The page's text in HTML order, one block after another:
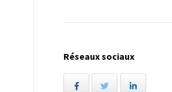
Réseaux sociaux